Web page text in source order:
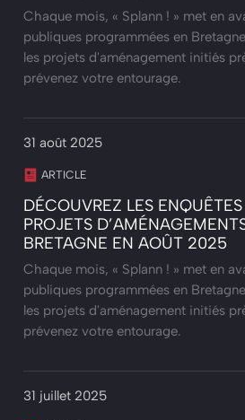
Chaque mois, « Splann ! » met en
publiques programmées en
les projets d'aménagement initiés
prévenez votre entourage.
31 août 2025
ARTICLE
DÉCOUVREZ LES
PROJETS
BRETAGNE EN AOÛT 2025
Chaque mois, « Splann ! » met en
publiques programmées en
les projets d'aménagement initiés
prévenez votre entourage.
31 juillet 2025